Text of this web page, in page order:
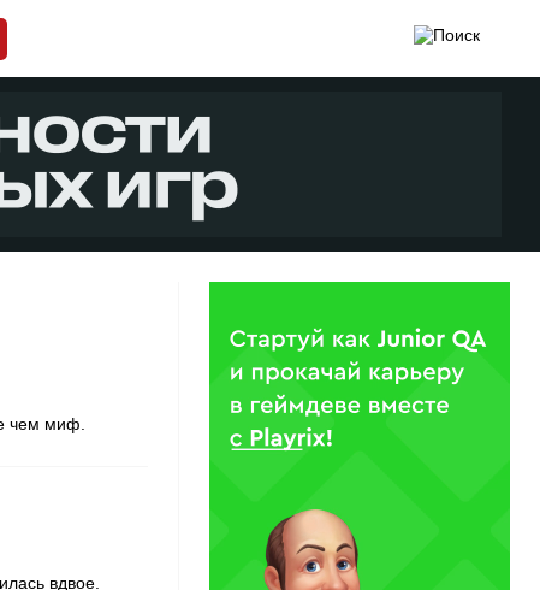
чем миф.
вдвое.